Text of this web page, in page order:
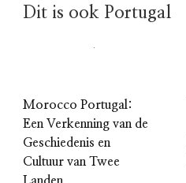
Dit is ook Portugal
Morocco Portugal:
Een Verkenning van de
Geschiedenis en
Cultuur van Twee